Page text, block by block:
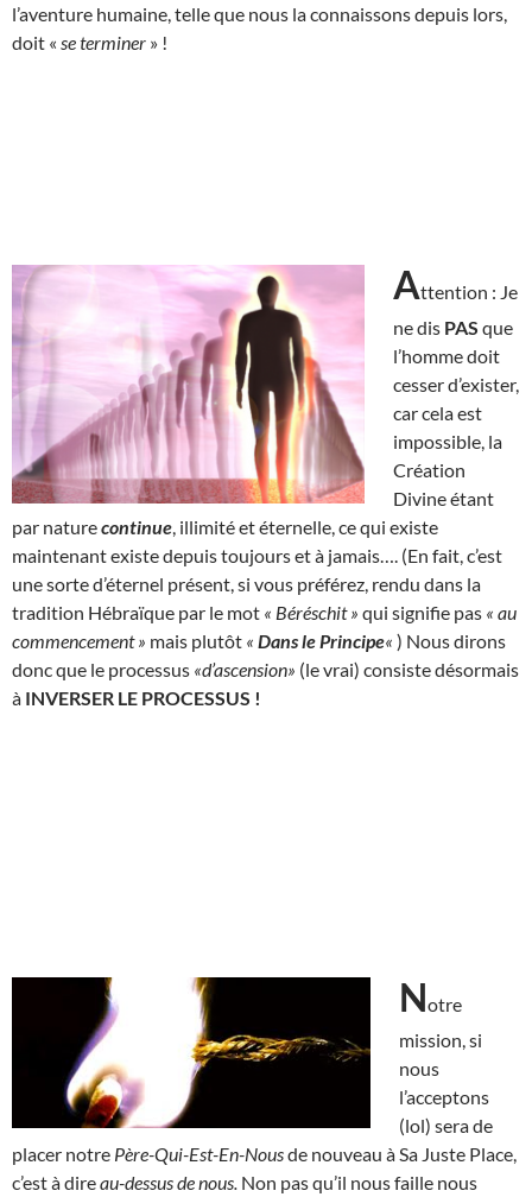
l’aventure humaine, telle que nous la connaissons depuis lors,
doit « se terminer » !
Attention : Je
ne dis PAS que
l’homme doit
cesser d’exister,
car cela est
impossible, la
Création
Divine étant
par naturecontinue , illimité et éternelle, ce qui existe
maintenant existe depuis toujours et à jamais…. (En fait, c’est
une sorte d’éternel présent, si vous préférez, rendu dans la
tradition Hébraïque par le mot « Béréschit » qui signifie pas « au
commencement » mais plutôt « Dans le Principe« ) Nous dirons
donc que le processus «d’ascension» (le vrai) consiste désormais
à INVERSER LE PROCESSUS !
Notre
mission, si
nous
l’acceptons
(lol) sera de
placer notre Père-Qui-Est-En-Nousde nouveau à Sa Juste Place,
c’est à direau-dessus de nous. Non pas qu’il nous faille nous